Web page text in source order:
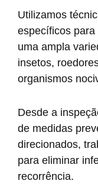
Utilizamos
específicos
uma ampla
insetos,
organismos
Desde a
de medidas
direcionados,
para eliminar
recorrência.